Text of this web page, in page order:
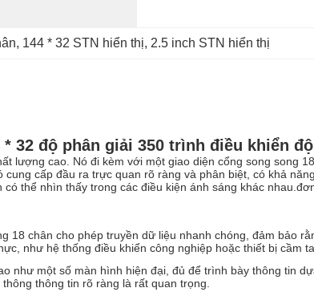
, 144 * 32 STN hiển thị, 2.5 inch STN hiển thị
32 độ phân giải 350 trình điều khiển
lượng cao. Nó đi kèm với một giao diện cổng song song
cấp đầu ra trực quan rõ ràng và phân biệt, có khả
thể nhìn thấy trong các điều kiện ánh sáng khác
18 chân cho phép truyền dữ liệu nhanh chóng, đảm bảo
như hệ thống điều khiển công nghiệp hoặc thiết bị cầm
như một số màn hình hiện đại, đủ để trình bày thông tin
thông tin rõ ràng là rất quan trọng.